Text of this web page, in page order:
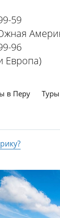
59
96
Европа)
в Перу